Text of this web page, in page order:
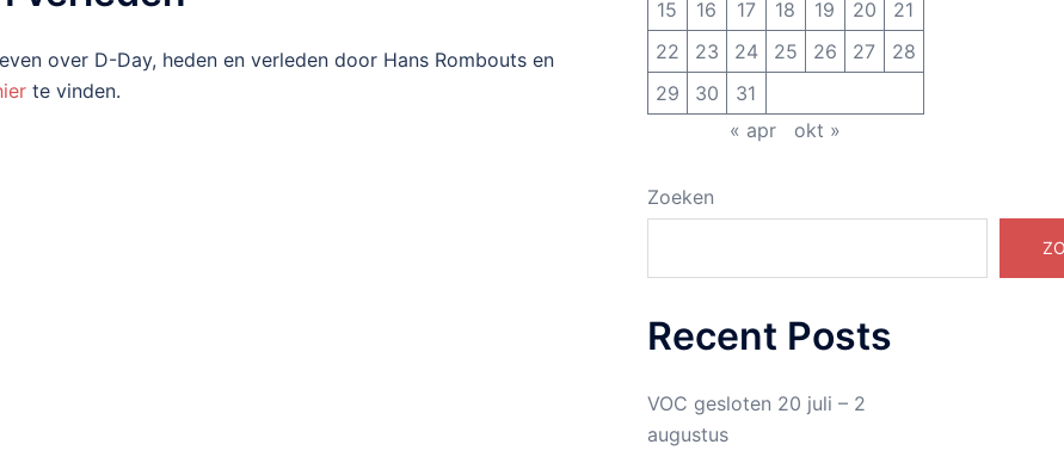
over D-Day, heden en verleden door Hans Rombouts en
te vinden.
15
16 17 18 19 20
21
22
23 24 25 26 27
28
29
30
31
« apr
okt »
Zoeken
Recent Posts
VOC gesloten 20 juli – 2
augustus